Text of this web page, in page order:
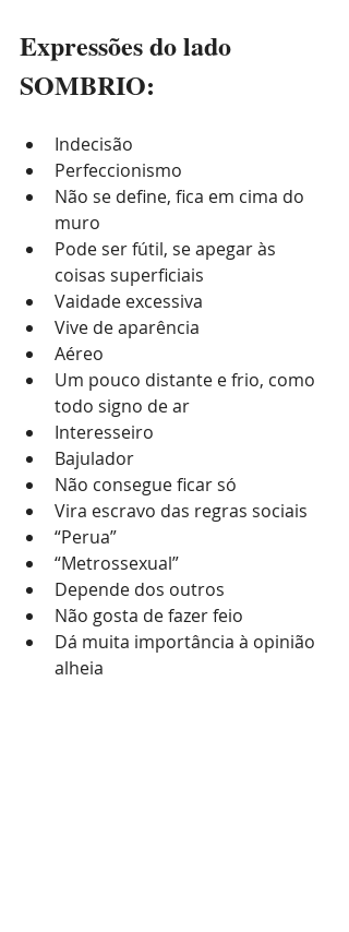
Expressões do lado
SOMBRIO:
Indecisão
Perfeccionismo
Não se define, fica em cima do
muro
Pode ser fútil, se apegar às
coisas superficiais
Vaidade excessiva
Vive de aparência
Aéreo
Um pouco distante e frio, como
todo signo de ar
Interesseiro
Bajulador
Não consegue ficar só
Vira escravo das regras sociais
“Perua”
“Metrossexual”
Depende dos outros
Não gosta de fazer feio
Dá muita importância à opinião
alheia